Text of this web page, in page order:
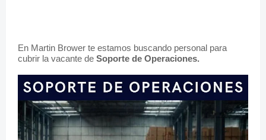
En Martin Brower te estamos buscando personal para
cubrir la vacante de Soporte de Operaciones.